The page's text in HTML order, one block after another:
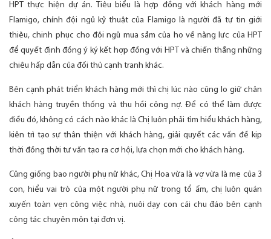
HPT thực hiện dự án. Tiêu biểu là hợp đồng với khách hàng mới
Flamigo, chính đội ngũ kỹ thuật của Flamigo là người đã tự tin giới
thiệu, chinh phục cho đội ngũ mua sắm của họ về năng lực của HPT
để quyết định đồng ý ký kết hợp đồng với HPT và chiến thắng những
chiêu hấp dẫn của đối thủ cạnh tranh khác.
Bên cạnh phát triển khách hàng mới thì chị lúc nào cũng lo giữ chân
khách hàng truyền thống và thu hồi công nợ. Để có thể làm được
điều đó, không có cách nào khác là Chị luôn phải tìm hiểu khách hàng,
kiên trì tạo sự thân thiện với khách hàng, giải quyết các vấn đề kịp
thời đồng thời tư vấn tạo ra cơ hội, lựa chọn mới cho khách hàng.
Cũng giống bao người phụ nữ khác, Chị Hoa vừa là vợ vừa là mẹ của 3
con, hiểu vai trò của một người phụ nữ trong tổ ấm, chị luôn quán
xuyến toàn vẹn công việc nhà, nuôi dạy con cái chu đáo bên cạnh
công tác chuyên môn tại đơn vị.